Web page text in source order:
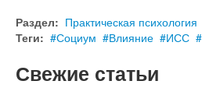
Раздел: Практическая психология
Теги:
Социум Влияние ИСС
Свежие статьи